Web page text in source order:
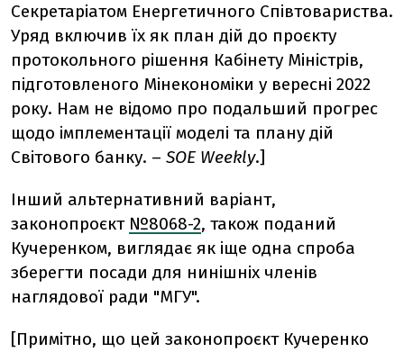
Секретаріатом Енергетичного Співтовариства.
Уряд включив їх як план дій до проєкту
протокольного рішення Кабінету Міністрів,
підготовленого Мінекономіки у вересні 2022
року. Нам не відомо про подальший прогрес
щодо імплементації моделі та плану дій
Світового банку. – SOE Weekly.]
Інший альтернативний варіант,
законопроєкт №8068-2, також поданий
Кучеренком, виглядає як іще одна спроба
зберегти посади для нинішніх членів
наглядової ради "МГУ".
[Примітно, що цей законопроєкт Кучеренко